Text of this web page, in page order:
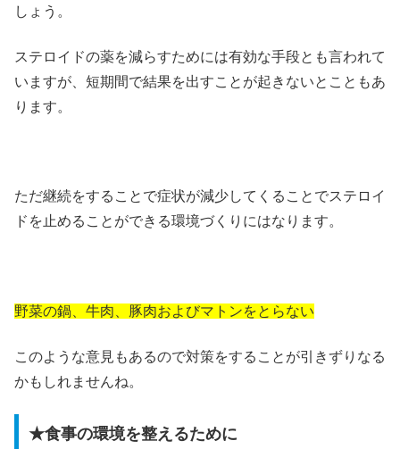
しょう。
ステロイドの薬を減らすためには有効な手段とも言われて
いますが、短期間で結果を出すことが起きないとこともあ
ります。
ただ継続をすることで症状が減少してくることでステロイ
ドを止めることができる環境づくりにはなります。
野菜の鍋、牛肉、豚肉およびマトンをとらない
このような意見もあるので対策をすることが引きずりなる
かもしれませんね。
★食事の環境を整えるために